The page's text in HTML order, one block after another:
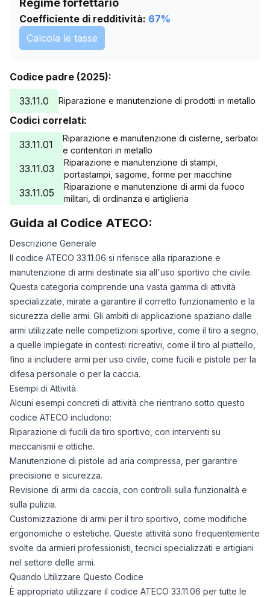
Regime forfettario
Coefficiente di redditività: 67%
Calcola le tasse
Codice padre (2025):
33.11.0
Riparazione e manutenzione di prodotti in metallo
Codici correlati:
33.11.01
Riparazione e manutenzione di cisterne, serbatoi
e contenitori in metallo
33.11.03
Riparazione e manutenzione di stampi,
portastampi, sagome, forme per macchine
33.11.05
Riparazione e manutenzione di armi da fuoco
militari, di ordinanza e artiglieria
Guida al Codice ATECO:
Descrizione Generale
Il codice ATECO 33.11.06 si riferisce alla riparazione e
manutenzione di armi destinate sia all'uso sportivo che civile.
Questa categoria comprende una vasta gamma di attività
specializzate, mirate a garantire il corretto funzionamento e la
sicurezza delle armi. Gli ambiti di applicazione spaziano dalle
armi utilizzate nelle competizioni sportive, come il tiro a segno,
a quelle impiegate in contesti ricreativi, come il tiro al piattello,
fino a includere armi per uso civile, come fucili e pistole per la
difesa personale o per la caccia.
Esempi di Attività
Alcuni esempi concreti di attività che rientrano sotto questo
codice ATECO includono:
Riparazione di fucili da tiro sportivo, con interventi su
meccanismi e ottiche.
Manutenzione di pistole ad aria compressa, per garantire
precisione e sicurezza.
Revisione di armi da caccia, con controlli sulla funzionalità e
sulla pulizia.
Customizzazione di armi per il tiro sportivo, come modifiche
ergonomiche o estetiche. Queste attività sono frequentemente
svolte da armieri professionisti, tecnici specializzati e artigiani
nel settore delle armi.
Quando Utilizzare Questo Codice
È appropriato utilizzare il codice ATECO 33.11.06 per tutte le